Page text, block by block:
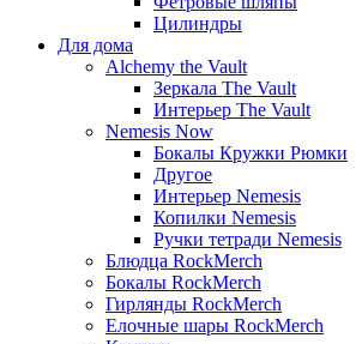
Цилиндры
Для дома
Alchemy the Vault
Зеркала The Vault
Интерьер The Vault
Nemesis Now
Бокалы Кружки Рюмки
Другое
Интерьер Nemesis
Копилки Nemesis
Ручки тетради Nemesis
Блюдца RockMerch
Бокалы RockMerch
Гирлянды RockMerch
Елочные шары RockMerch